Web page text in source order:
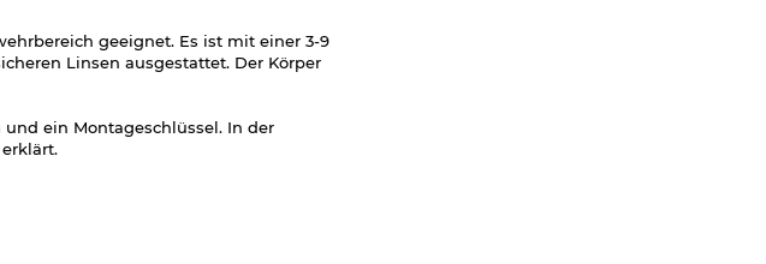
geeignet. Es ist mit einer 3-9
Linsen ausgestattet. Der Körper
ein Montageschlüssel. In der